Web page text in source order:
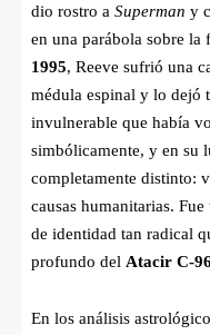
dio rostro a Superman y
en una parábola sobre la
1995, Reeve sufrió una
médula espinal y lo dejó
invulnerable que había
simbólicamente, y en su
completamente distinto:
causas humanitarias.
de identidad tan radical
profundo del Atacir C-96
En los análisis